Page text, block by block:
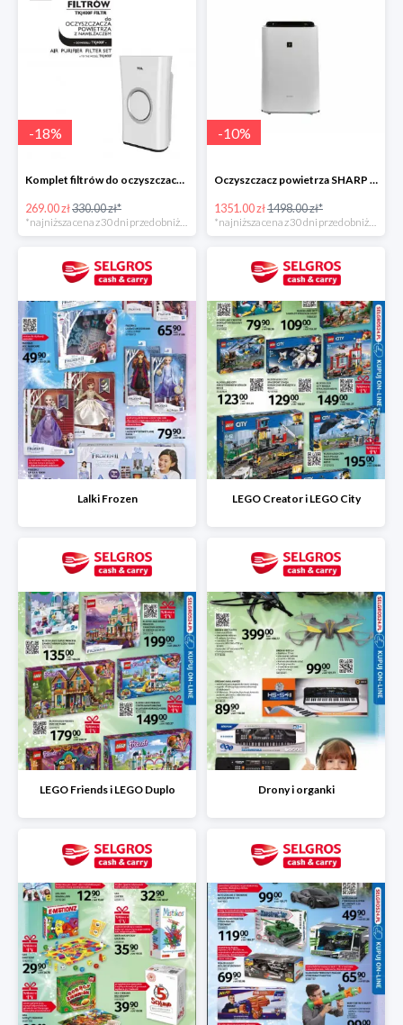
-18%
Komplet filtrów do oczyszczacza TCL TKJ400F -19%
269.00 zł330.00 zł*
-10%
Oczyszczacz powietrza SHARP KC-D40EU-W -10%
1351.00 zł1498.00 zł*
Lalki Frozen LEGO Creator i LEGO City
LEGO Friends i LEGO Duplo Drony i organki